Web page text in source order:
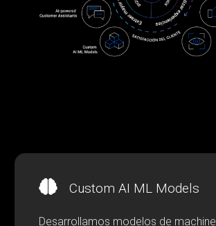
Custom AI ML Models
Desarrollamos modelos de machine